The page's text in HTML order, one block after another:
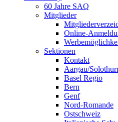
60 Jahre SAQ
Mitglieder
Online-
Sektionen
Kontakt
Aargau/
Basel Regio
Bern
Genf
Nord-Romande
Ostschweiz